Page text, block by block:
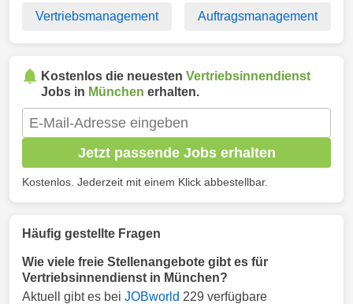
Vertriebsmanagement Auftragsmanagement
Kostenlos die neuesten Vertriebsinnendienst
Jobs in München erhalten.
Jetzt passende Jobs erhalten
Kostenlos. Jederzeit mit einem Klick abbestellbar.
Häufig gestellte Fragen
Wie viele freie Stellenangebote gibt es für
Vertriebsinnendienst in München?
Aktuell gibt es bei JOBworld 229 verfügbare